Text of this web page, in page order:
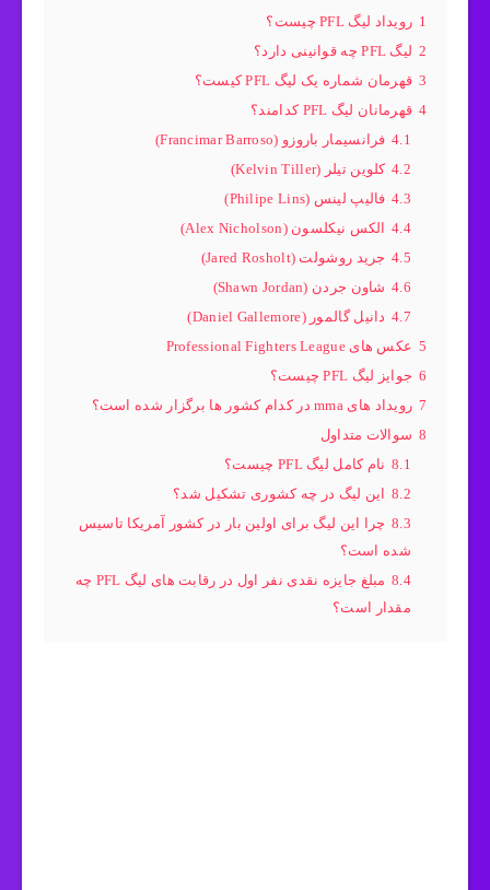
1 رویداد لیگ PFL چیست؟
2 لیگ PFL چه قوانینی دارد؟
3 قهرمان شماره یک لیگ PFL کیست؟
4 قهرمانان لیگ PFL کدامند؟
4.1 فرانسیمار باروزو (Francimar Barroso)
4.2 کلوین تیلر (Kelvin Tiller)
4.3 فالیپ لینس (Philipe Lins)
4.4
الکس نیکلسون (Alex Nicholson)
4.5 جرید روشولت (Jared Rosholt)
4.6 شاون جردن (Shawn Jordan)
4.7 دانیل گالمور (Daniel Gallemore)
5 عکس های Professional Fighters League
6 جوایز لیگ PFL چیست؟
7 رویداد های mma در کدام کشور ها برگزار شده است؟
8 سوالات متداول
8.1 نام کامل لیگ PFL چیست؟
8.2
این لیگ در چه کشوری تشکیل شد؟
8.3 چرا این لیگ برای اولین بار در کشور آمریکا تاسیس
شده است؟
8.4
مبلغ جایزه نقدی نفر اول در رقابت های لیگ PFL چه
مقدار است؟